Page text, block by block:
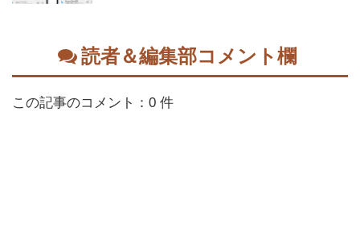
読者＆編集部コメント欄
この記事のコメント：0 件